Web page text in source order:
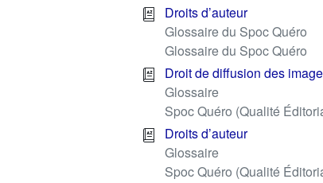
Droits d’auteur
Glossaire du Spoc Quéro
Glossaire du Spoc Quéro
Droit de diffusion des
Glossaire
Spoc Quéro (Qualité
Droits d’auteur
Glossaire
Spoc Quéro (Qualité